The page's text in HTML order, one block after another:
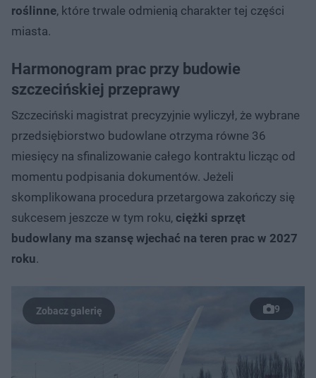
roślinne, które trwale odmienią charakter tej części
miasta.
Harmonogram prac przy budowie
szczecińskiej przeprawy
Szczeciński magistrat precyzyjnie wyliczył, że wybrane
przedsiębiorstwo budowlane otrzyma równe 36
miesięcy na sfinalizowanie całego kontraktu licząc od
momentu podpisania dokumentów. Jeżeli
skomplikowana procedura przetargowa zakończy się
sukcesem jeszcze w tym roku, ciężki sprzęt
budowlany ma szansę wjechać na teren prac w 2027
roku.
9